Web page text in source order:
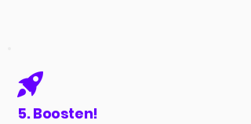
5. Boosten!